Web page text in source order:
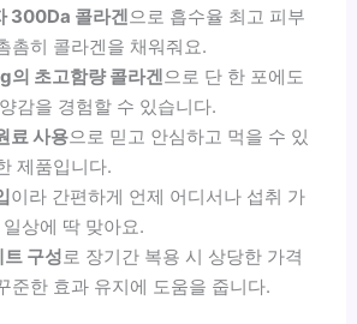
300Da 콜라겐으로 흡수율 최고 피부
촘히 콜라겐을 채워줘요.
초고함량 콜라겐으로 단 한 포에도
감을 경험할 수 있습니다.
료 사용으로 믿고 안심하고 먹을 수 있
제품입니다.
이라 간편하게 언제 어디서나 섭취 가
상에 딱 맞아요.
구성로 장기간 복용 시 상당한 가격
준한 효과 유지에 도움을 줍니다.